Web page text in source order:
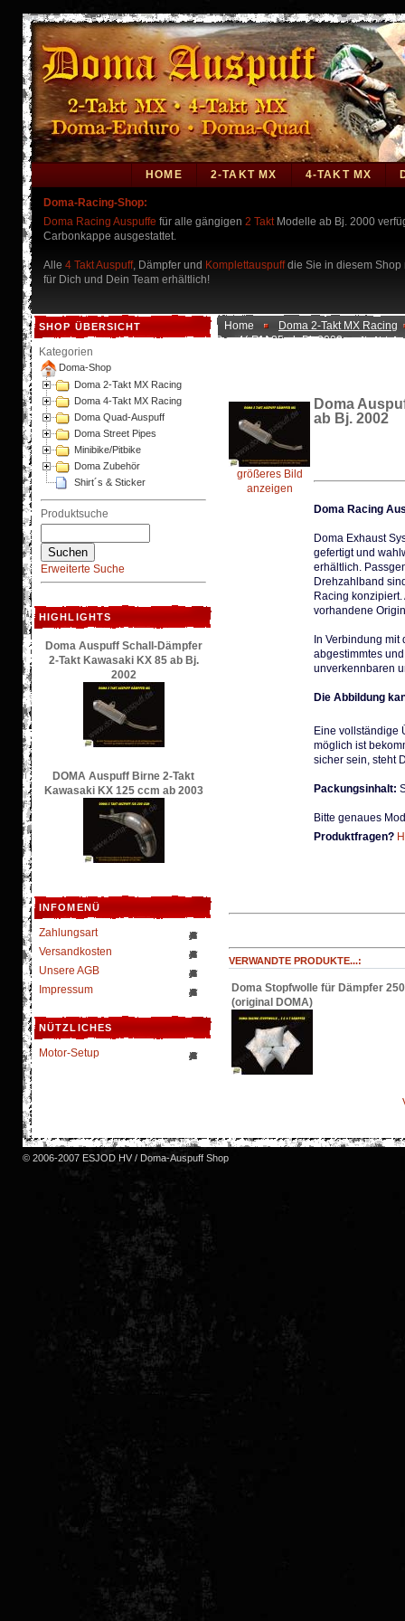
HOME 2-TAKT MX 4-TAKT MX
Doma-Racing-Shop:
Doma Racing Auspuffe für alle gängigen 2 TaktModelle ab Bj. 2000
Carbonkappe ausgestattet.
Alle 4 Takt Auspuff, Dämpfer und Komplettauspuffdie Sie in diesem Shop
für Dich und Dein Team erhältlich!
SHOP ÜBERSICHT
Kategorien
Doma-Shop
Doma 2-Takt MX Racing
Doma 4-Takt MX Racing
Doma Quad-Auspuff
Doma Street Pipes
Minibike/Pitbike
Doma Zubehör
Shirt´s & Sticker
Produktsuche
Erweiterte Suche
HIGHLIGHTS
Doma Auspuff Schall-Dämpfer
2-Takt Kawasaki KX 85 ab Bj.
2002
DOMA Auspuff Birne 2-Takt
Kawasaki KX 125 ccm ab 2003
INFOMENÜ
Zahlungsart
Versandkosten
Unsere AGB
Impressum
NÜTZLICHES
Motor-Setup
Home
Doma 2-Takt MX Racing
Suzuki RM 85 ab Bj. 2002
größeres Bild
anzeigen
Doma
ab Bj. 2002
Doma Racing
Doma Exhaust
gefertigt und
erhältlich.
Drehzahlband
Racing
vorhandene
In Verbindung
abgestimmtes
unverkennbaren
Die Abbildung
Eine vollständige
möglich ist
sicher sein, steht
Packungsinhalt:
Bitte genaues
Produktfragen?
VERWANDTE PRODUKTE...:
Doma Stopfwolle für Dämpfer
(original DOMA)
© 2006-2007 ESJOD HV / Doma-Auspuff Shop